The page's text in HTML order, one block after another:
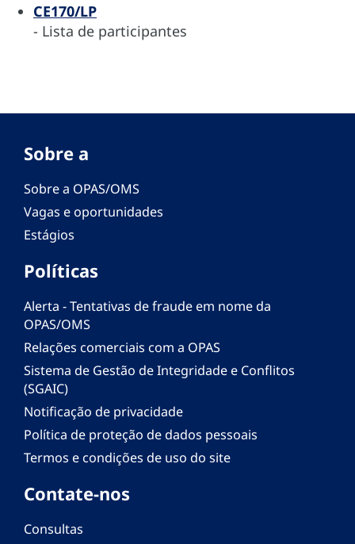
CE170/LP
- Lista de participantes
Sobre a
Sobre a OPAS/OMS
Vagas e oportunidades
Estágios
Políticas
Alerta - Tentativas de fraude em nome da
OPAS/OMS
Relações comerciais com a OPAS
Sistema de Gestão de Integridade e Conflitos
(SGAIC)
Notificação de privacidade
Política de proteção de dados pessoais
Termos e condições de uso do site
Contate-nos
Consultas